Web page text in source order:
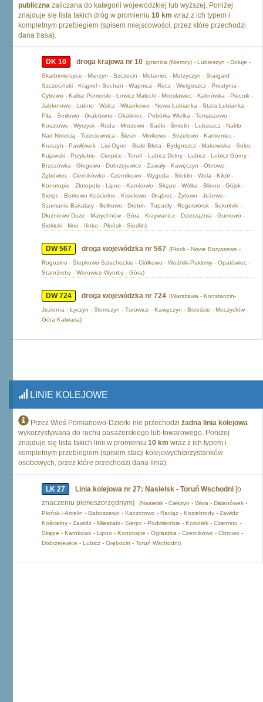
publiczna zaliczana do kategorii wojewódzkiej lub wyższej. Poniżej
znajduje się lista takich dróg w promieniu 10 km wraz z ich typem i
kompletnym przebiegiem (spisem miejscowości, przez które przechodzi
dana trasa).
DK 10 droga krajowa nr 10 (granica (Niemcy) - Lubieszyn - Dołuje -
Skarbimierzyce - Mierzyn - Szczecin - Motaniec - Morzyczyn - Stargard
Szczeciński - Krąpiel - Suchań - Wapnica - Recz - Wielgoszcz - Prostynia -
Cybowo - Kalisz Pomorski - Łowicz Małecki - Mirosławiec - Kalinówka - Piecnik -
Jabłonowo - Lubno - Wałcz - Witankowo - Nowa Łubianka - Stara Łubianka -
Piła - Śmiłowo - Grabówno - Okaliniec - Pobórka Wielka - Tomaszewo -
Kosztowo - Wyrzysk - Ruda - Mrozowo - Sadki - Śmielin - Lubaszcz - Nakło
Nad Notecią - Trzeciewnica - Ślesin - Minikowo - Strzelewo - Kamieniec -
Kruszyn - Pawłówek - Lisi Ogon - Białe Błota - Bydgoszcz - Makowiska - Solec
Kujawski - Przyłubie - Cierpice - Toruń - Lubicz Dolny - Lubicz - Lubicz Górny -
Brzozówka - Głogowo - Dobrzejewice - Zawały - Kawęczyn - Obrowo -
Zębówiec - Ciernikówko - Czernikowo - Wygoda - Steklin - Wola - Kikół -
Konotopie - Złotopole - Lipno - Karnkowo - Skępe - Wólka - Blinno - Gójsk -
Sierpc - Borkowo Kościelne - Kisielewo - Grąbiec - Żytowo - Jeżewo -
Szumanie-Bakalary - Bełkowo - Drobin - Tupadły - Rogotwórsk - Sokolniki -
Dłużniewo Duże - Marychnów - Góra - Krzywanice - Dzierzążnia - Gumowo -
Siekluki - Ilino - Ilinko - Płońsk - Siedlin)
DW 567 droga wojewódzka nr 567 (Płock - Nowe Boryszewo -
Rogozino - Ślepkowo Szlacheckie - Ciółkowo - Woźniki-Paklewy - Opatówiec -
Staroźreby - Worowice-Wyroby - Góra)
DW 724 droga wojewódzka nr 724 (Warszawa - Konstancin-
Jeziorna - Łyczyn - Słomczyn - Turowice - Kawęczyn - Brzeście - Moczydłów -
Góra Kalwaria)
LINIE KOLEJOWE
Przez Wieś Pomianowo-Dzierki nie przechodzi żadna linia kolejowa
wykorzystywana do ruchu pasażerskiego lub towarowego. Poniżej
znajduje się lista takich linii w promieniu 10 km wraz z ich typem i
kompletnym przebiegiem (spisem stacji kolejowych/przystanków
osobowych, przez które przechodzi dana linia).
LK 27 Linia kolejowa nr 27: Nasielsk - Toruń Wschodni [o
znaczeniu pierwszorzędnym]
(Nasielsk - Cieksyn - Wkra - Dalanówek -
Płońsk - Arcelin - Baboszewo - Kaczorowo - Raciąż - Koziebrody - Zawidz
Kościelny - Zawidz - Mieszaki - Sierpc - Podwierzbie - Koziołek - Czermno -
Skępe - Karnkowo - Lipno - Konotopie - Ograszka - Czernikowo - Obrowo -
Dobrzejewice - Lubicz - Grębocin - Toruń Wschodni)